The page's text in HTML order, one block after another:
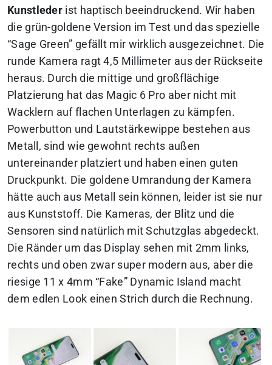
Kunstleder ist haptisch beeindruckend. Wir haben
die grün-goldene Version im Test und das spezielle
“Sage Green” gefällt mir wirklich ausgezeichnet. Die
runde Kamera ragt 4,5 Millimeter aus der Rückseite
heraus. Durch die mittige und großflächige
Platzierung hat das Magic 6 Pro aber nicht mit
Wacklern auf flachen Unterlagen zu kämpfen.
Powerbutton und Lautstärkewippe bestehen aus
Metall, sind wie gewohnt rechts außen
untereinander platziert und haben einen guten
Druckpunkt. Die goldene Umrandung der Kamera
hätte auch aus Metall sein können, leider ist sie nur
aus Kunststoff. Die Kameras, der Blitz und die
Sensoren sind natürlich mit Schutzglas abgedeckt.
Die Ränder um das Display sehen mit 2mm links,
rechts und oben zwar super modern aus, aber die
riesige 11 x 4mm “Fake” Dynamic Island macht
dem edlen Look einen Strich durch die Rechnung.